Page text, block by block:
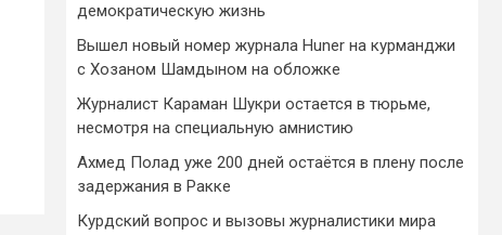
демократическую жизнь
Вышел новый номер журнала Huner на курманджи
с Хозаном Шамдыном на обложке
Журналист Караман Шукри остается в тюрьме,
несмотря на специальную амнистию
Ахмед Полад уже 200 дней остаётся в плену после
задержания в Ракке
Курдский вопрос и вызовы журналистики мира